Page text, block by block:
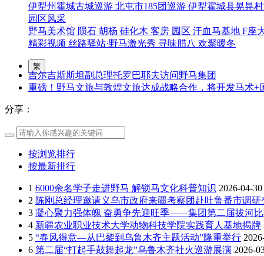
伊犁州霍城古城巡游 北屯市185团巡游 伊犁霍城县晃晃
园区风采
野马美术馆 陨石 胡杨 硅化木 客房 园区 汗血马基地 F座
精彩视频 丝路驿站·野马激光秀 寻味腊八 欢聚暖冬
繁
吉尔吉斯斯坦副总理托罗巴耶夫访问野马集团
重磅！野马文旅与敦煌文旅达成战略合作，将开发马术+
分享：
按浏览排行
按最新排行
1 6000余名学子走进野马 解锁马文化科普知识 2026-04-30
2 陈刚总经理邀请义乌市政府来疆考察团赴吐鲁番市调研
3 凝心聚力强体魄 奋勇争先迎旺季——集团第二届拔河
4 新疆农业职业技术大学动物科技学院实践育人基地揭牌
5 “春风得意—从巴黎到乌鲁木齐主题活动”隆重举行
6 第二届“打起手鼓舞起龙”乌鲁木齐社火巡游展演 2026-